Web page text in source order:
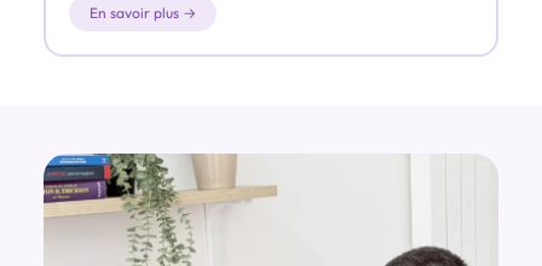
En savoir plus →